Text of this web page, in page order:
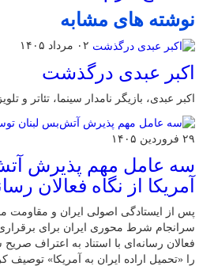
نوشته های مشابه
۰۲ مرداد ۱۴۰۵
اکبر عبدی درگذشت
اکبر عبدی، بازیگر نامدار سینما، تئاتر و
۲۹ فروردین ۱۴۰۵
سه عامل مهم پذیرش
آمریکا از نگاه فعالان
پس از ایستادگی اصولی ایران و مقاومت
سرانجام شرط محوری ایران برای
فعالان رسانه‌ای با استناد به اعتراف
را «تحمیل اراده ایران به آمریکا» توصیف